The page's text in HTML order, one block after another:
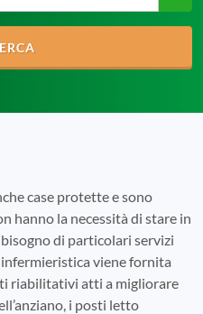
case protette e sono
hanno la necessità di stare in
di particolari servizi
infermieristica viene fornita
riabilitativi atti a migliorare
i posti letto